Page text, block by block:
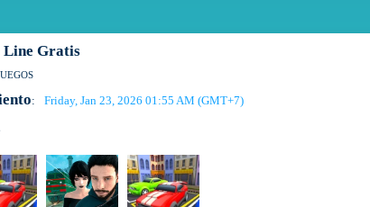
Line Gratis
: Friday, Jan 23, 2026 01:55 AM (GMT+7)